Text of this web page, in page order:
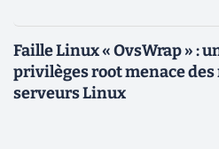
Faille Linux « OvsWrap » :
privilèges root menace
serveurs Linux